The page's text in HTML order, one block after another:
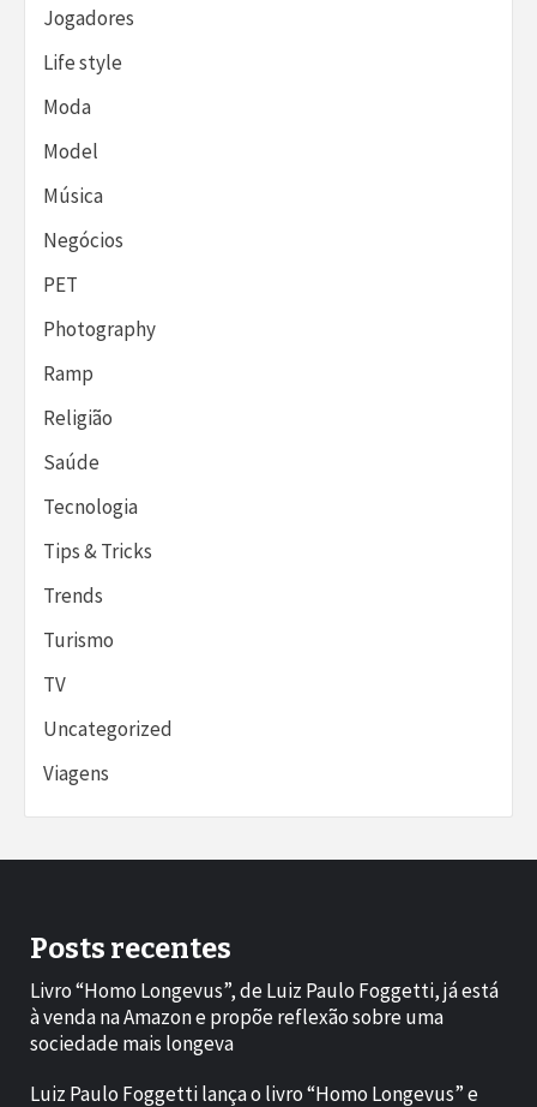
Jogadores
Life style
Moda
Model
Música
Negócios
PET
Photography
Ramp
Religião
Saúde
Tecnologia
Tips & Tricks
Trends
Turismo
TV
Uncategorized
Viagens
Posts recentes
Livro “Homo Longevus”, de Luiz Paulo Foggetti, já está
à venda na Amazon e propõe reflexão sobre uma
sociedade mais longeva
Luiz Paulo Foggetti lança o livro “Homo Longevus” e